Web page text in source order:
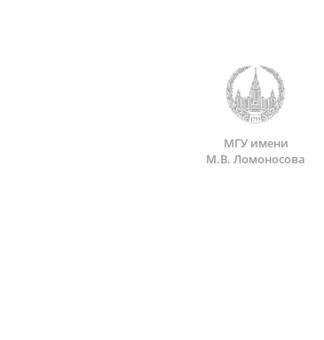
МГУ имени
М.В. Ломоносова